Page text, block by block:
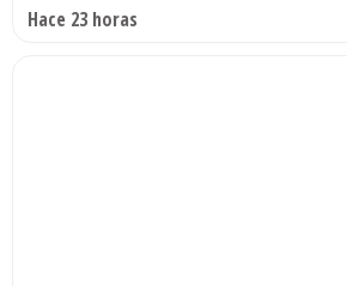
Hace 23 horas